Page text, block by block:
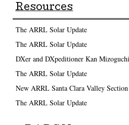
Resources
The ARRL Solar Update
The ARRL Solar Update
DXer and DXpeditioner Kan
The ARRL Solar Update
New ARRL Santa Clara Valley
The ARRL Solar Update